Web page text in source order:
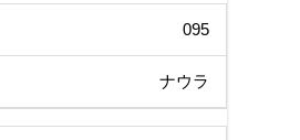
095
ナウラ